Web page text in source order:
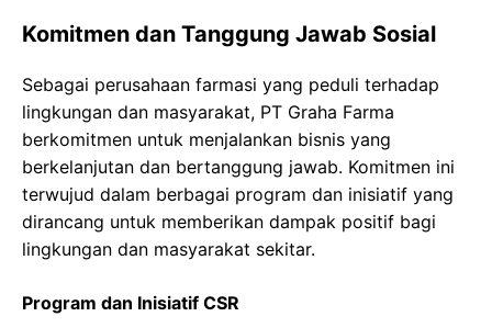
Komitmen dan Tanggung Jawab Sosial
Sebagai perusahaan farmasi yang peduli terhadap
lingkungan dan masyarakat, PT Graha Farma
berkomitmen untuk menjalankan bisnis yang
berkelanjutan dan bertanggung jawab. Komitmen ini
terwujud dalam berbagai program dan inisiatif yang
dirancang untuk memberikan dampak positif bagi
lingkungan dan masyarakat sekitar.
Program dan Inisiatif CSR